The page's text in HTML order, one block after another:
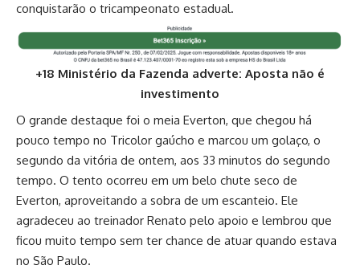
conquistarão o tricampeonato estadual.
+18 Ministério da Fazenda adverte: Aposta não é
investimento
O grande destaque foi o meia Everton, que chegou há
pouco tempo no Tricolor gaúcho e marcou um golaço, o
segundo da vitória de ontem, aos 33 minutos do segundo
tempo. O tento ocorreu em um belo chute seco de
Everton, aproveitando a sobra de um escanteio. Ele
agradeceu ao treinador Renato pelo apoio e lembrou que
ficou muito tempo sem ter chance de atuar quando estava
no São Paulo.